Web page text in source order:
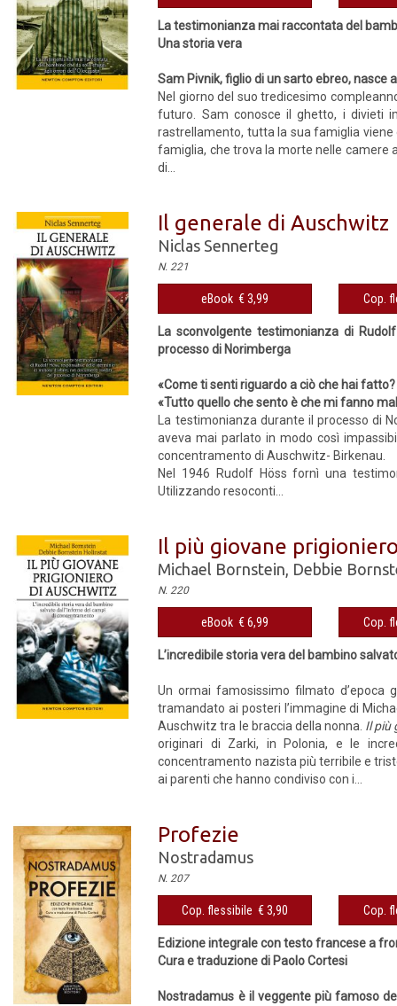
La testimonianza mai raccontata del
Una storia vera
Sam Pivnik, figlio di un sarto ebreo,
Nel giorno del suo tredicesimo
futuro. Sam conosce il ghetto, i divieti
rastrellamento, tutta la sua famiglia
famiglia, che trova la morte nelle camere
di...
Il generale di Auschwitz
Niclas Sennerteg
N. 221
eBook € 3,99 Cop.
La sconvolgente testimonianza di
processo di Norimberga
«Come ti senti riguardo a ciò che hai
«Tutto quello che sento è che mi fanno
La testimonianza durante il pro­cesso di
aveva mai parlato in modo così
concentramento di Auschwitz- Birkenau.
Nel 1946 Rudolf Höss fornì una
Utilizzando reso­conti...
Il più giovane
Michael Bornstein, Debbie
N. 220
eBook € 6,99 Cop.
L’incredibile storia vera del bambino
Un ormai famosissimo filmato d’epoca
tramandato ai posteri l’immagine di
Auschwitz tra le braccia della nonna. Il più
originari di Zarki, in Polonia, e le
concentramento nazista più terribile e
ai parenti che hanno condiviso con i...
Profezie
Nostradamus
N. 207
Cop. flessibile € 3,90 Cop.
Edizione integrale con testo francese a
Cura e traduzione di Paolo Cortesi
Nostradamus è il veggente più famoso